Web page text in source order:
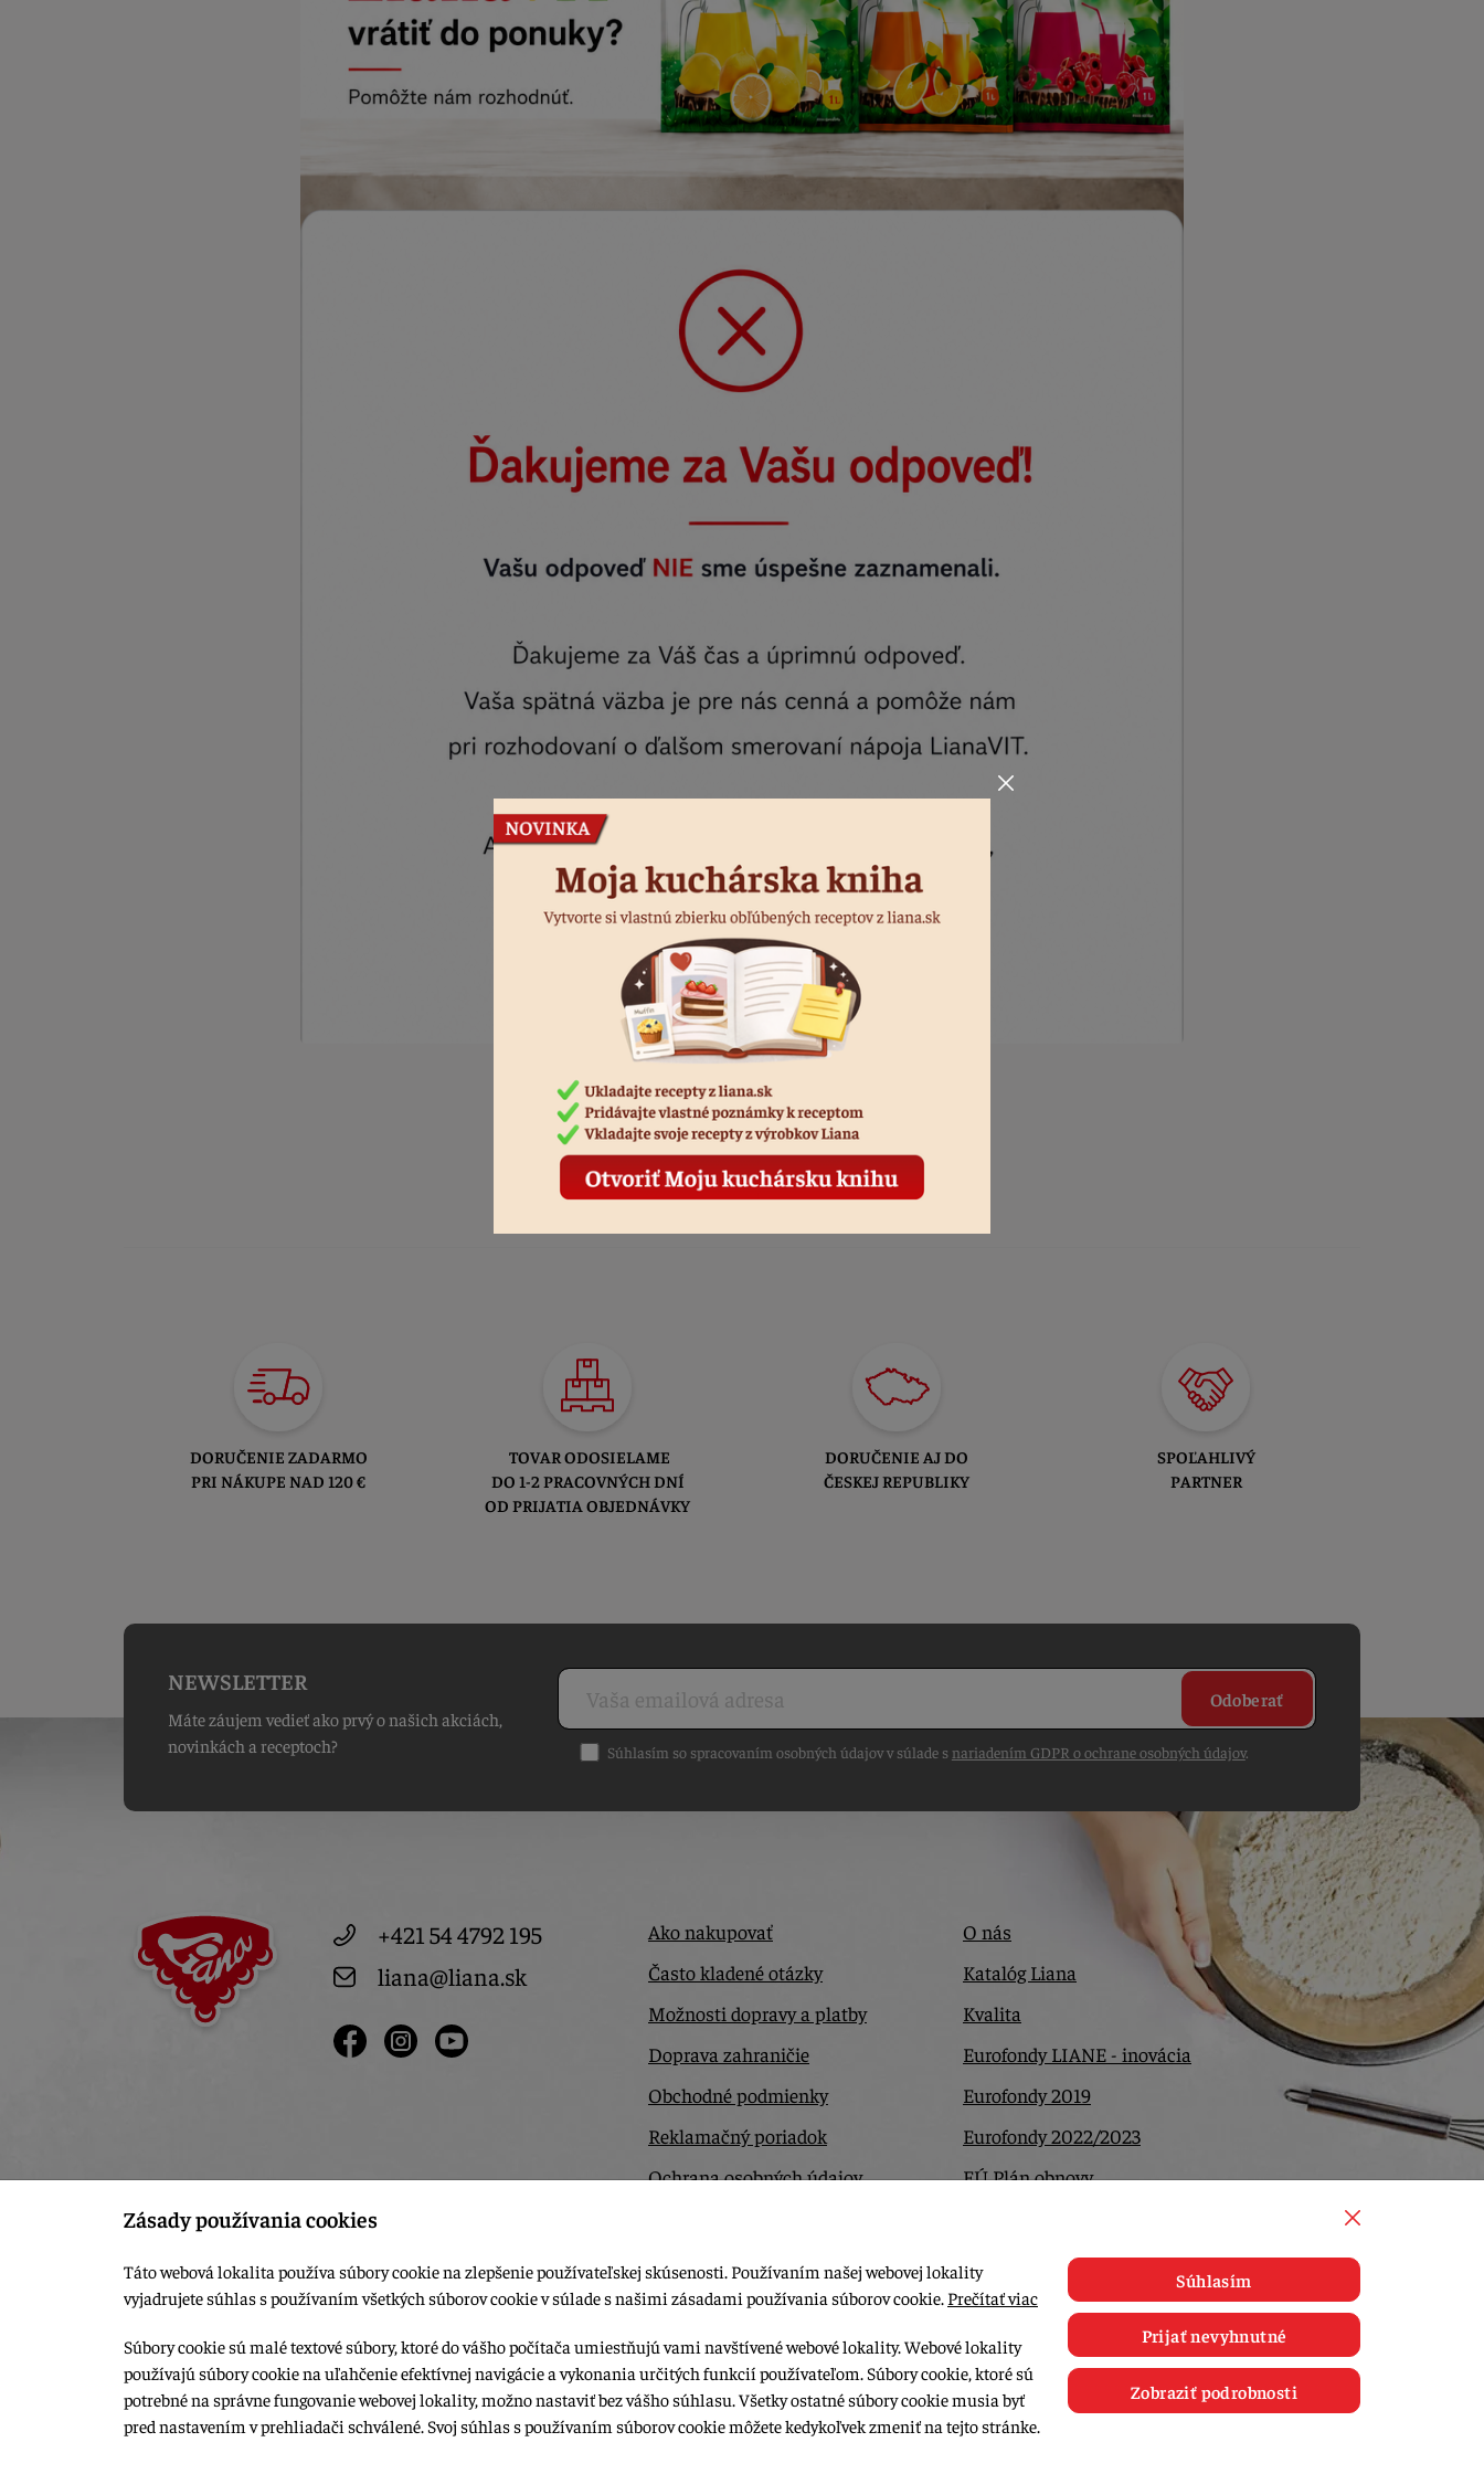
obchod@liana.sk
PREJSŤ NA LIANA.SK
DORUČENIE ZADARMO
PRI NÁKUPE NAD 120 €
TOVAR ODOSIELAME
DO 1-2 PRACOVNÝCH DNÍ
OD PRIJATIA OBJEDNÁVKY
DORUČENIE AJ DO
ČESKEJ REPUBLIKY
SPOĽAHLIVÝ
PARTNER
NEWSLETTER
Máte záujem vedieť ako prvý o našich akciách,
novinkách a receptoch?
Odoberať
Súhlasím so spracovaním osobných údajov v súlade snariadením GDPR o ochrane osobných údajov.
+421 54 4792 195
liana@liana.sk
Ako nakupovať
Často kladené otázky
Možnosti dopravy a platby
Doprava zahraničie
Obchodné podmienky
Reklamačný poriadok
Ochrana osobných údajov
O nás
Katalóg Liana
Kvalita
Eurofondy LIANE - inovácia
Eurofondy 2019
Eurofondy 2022/2023
EÚ Plán obnovy
© 2015-2026, LIANA GOLIAŠ s.r.o. všetky práva vyhradené.
Upraviť nastavenia Cookies
Zásady používania cookies
Táto webová lokalita používa súbory cookie na zlepšenie používateľskej skúsenosti. Používaním našej webovej lokality
vyjadrujete súhlas s používaním všetkých súborov cookie v súlade s našimi zásadami používania súborov cookie. Prečítať viac
Súbory cookie sú malé textové súbory, ktoré do vášho počítača umiestňujú vami navštívené webové lokality. Webové lokality
používajú súbory cookie na uľahčenie efektívnej navigácie a vykonania určitých funkcií používateľom. Súbory cookie, ktoré sú
potrebné na správne fungovanie webovej lokality, možno nastaviť bez vášho súhlasu. Všetky ostatné súbory cookie musia byť
pred nastavením v prehliadači schválené. Svoj súhlas s používaním súborov cookie môžete kedykoľvek zmeniť na tejto stránke.
Súhlasím
Prijať nevyhnutné
Zobraziť podrobnosti